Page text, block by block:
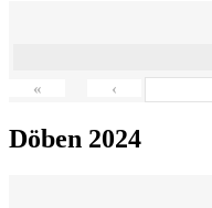
« ‹
Döben 2024